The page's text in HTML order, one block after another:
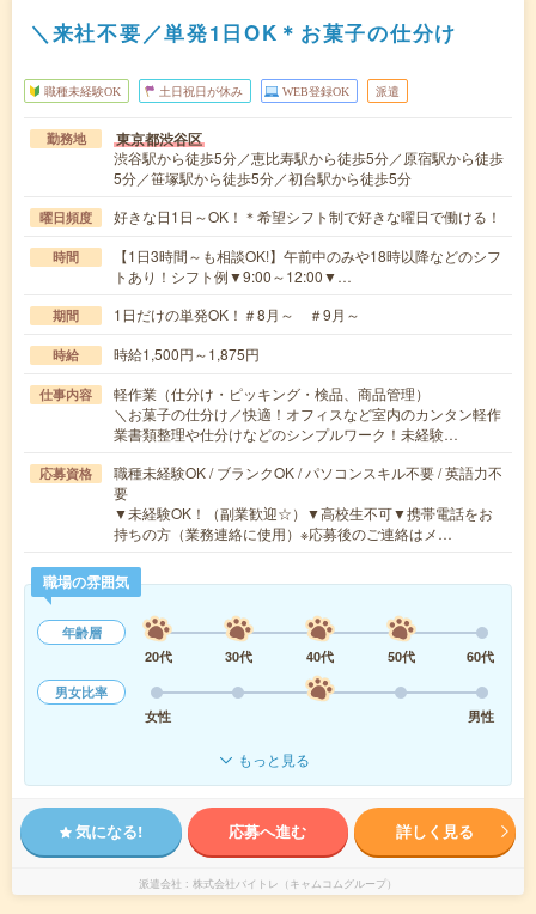
＼来社不要／単発1日OK＊お菓子の仕分け
職種未経験OK 土日祝日が休み WEB登録OK 派遣
勤務地 東京都渋谷区
渋谷駅から徒歩5分／恵比寿駅から徒歩5分／原宿駅から徒歩
5分／笹塚駅から徒歩5分／初台駅から徒歩5分
曜日頻度 好きな日1日～OK！＊希望シフト制で好きな曜日で働ける！
時間
【1日3時間～も相談OK!】午前中のみや18時以降などのシフ
トあり！シフト例▼9:00～12:00▼…
期間 1日だけの単発OK！＃8月～ ＃9月～
時給 時給1,500円～1,875円
仕事内容
軽作業（仕分け・ピッキング・検品、商品管理）
＼お菓子の仕分け／快適！オフィスなど室内のカンタン軽作
業書類整理や仕分けなどのシンプルワーク！未経験…
応募資格
職種未経験OK / ブランクOK / パソコンスキル不要 / 英語力不
要
▼未経験OK！（副業歓迎☆）▼高校生不可▼携帯電話をお
持ちの方（業務連絡に使用）※応募後のご連絡はメ…
職場の雰囲気
年齢層
20代
30代 40代 50代
60代
男女比率
女性
男性
もっと見る
気になる! 応募へ進む 詳しく見る
派遣会社 株式会社バイトレ（キャムコムグループ）